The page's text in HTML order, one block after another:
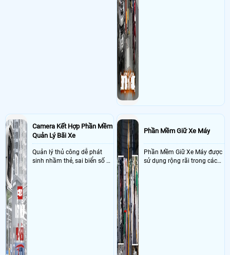
Camera Kết Hợp Phần Mềm
Quản Lý Bãi Xe
Quản lý thủ công dễ phát
sinh nhầm thẻ, sai biển số và
Phần Mềm Giữ Xe Máy
Phần Mềm Giữ Xe Máy được
sử dụng rộng rãi trong các